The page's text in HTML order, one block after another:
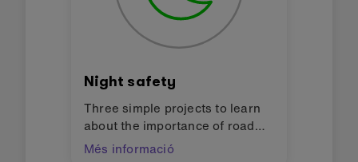
Night safety
Three simple projects to learn
about the importance of road
safety at night and create
Més informació